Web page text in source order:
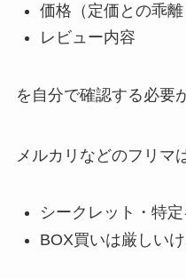
価格（定価との乖離
レビュー内容
を自分で確認する必要
メルカリなどのフリマ
シークレット・特
BOX買いは厳しい